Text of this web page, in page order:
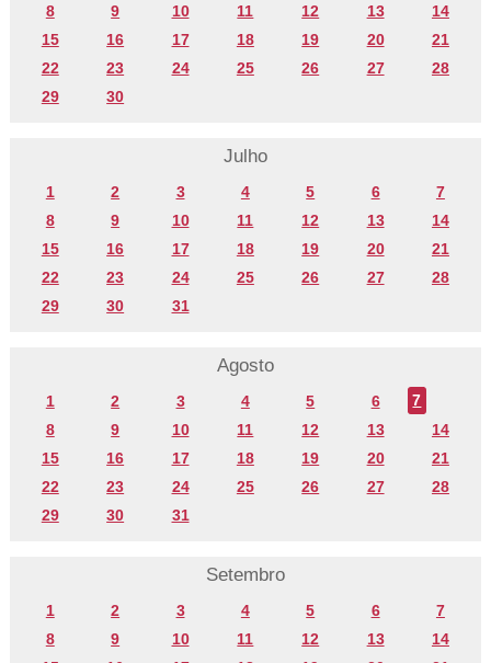
8
9 10 11 12 13
14
15
16 17 18 19 20
21
22
23 24 25 26 27
28
29
30
Julho
1 2 3 4 5 6
7
8
9 10 11 12 13
14
15
16 17 18 19 20
21
22
23 24 25 26 27
28
29
30 31
Agosto
1 2 3 4 5 6
7
8
9 10 11 12 13
14
15
16 17 18 19 20
21
22
23 24 25 26 27
28
29
30 31
Setembro
1 2 3 4 5 6
7
8
9 10 11 12 13
14